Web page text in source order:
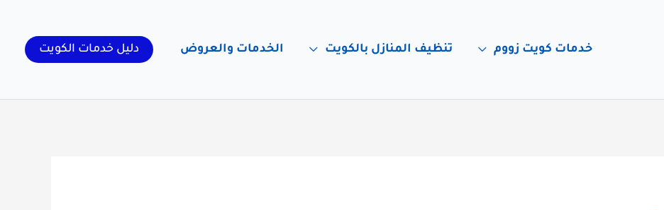
خدمات كويت زووم تنظيف المنازل بالكويت الخدمات والعروض دليل خدمات الكويت